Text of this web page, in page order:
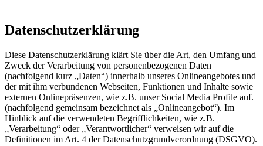
Datenschutzerklärung
Diese Datenschutzerklärung klärt Sie über die Art, den Umfang und
Zweck der Verarbeitung von personenbezogenen Daten
(nachfolgend kurz „Daten“) innerhalb unseres Onlineangebotes und
der mit ihm verbundenen Webseiten, Funktionen und Inhalte sowie
externen Onlinepräsenzen, wie z.B. unser Social Media Profile auf.
(nachfolgend gemeinsam bezeichnet als „Onlineangebot“). Im
Hinblick auf die verwendeten Begrifflichkeiten, wie z.B.
„Verarbeitung“ oder „Verantwortlicher“ verweisen wir auf die
Definitionen im Art. 4 der Datenschutzgrundverordnung (DSGVO).